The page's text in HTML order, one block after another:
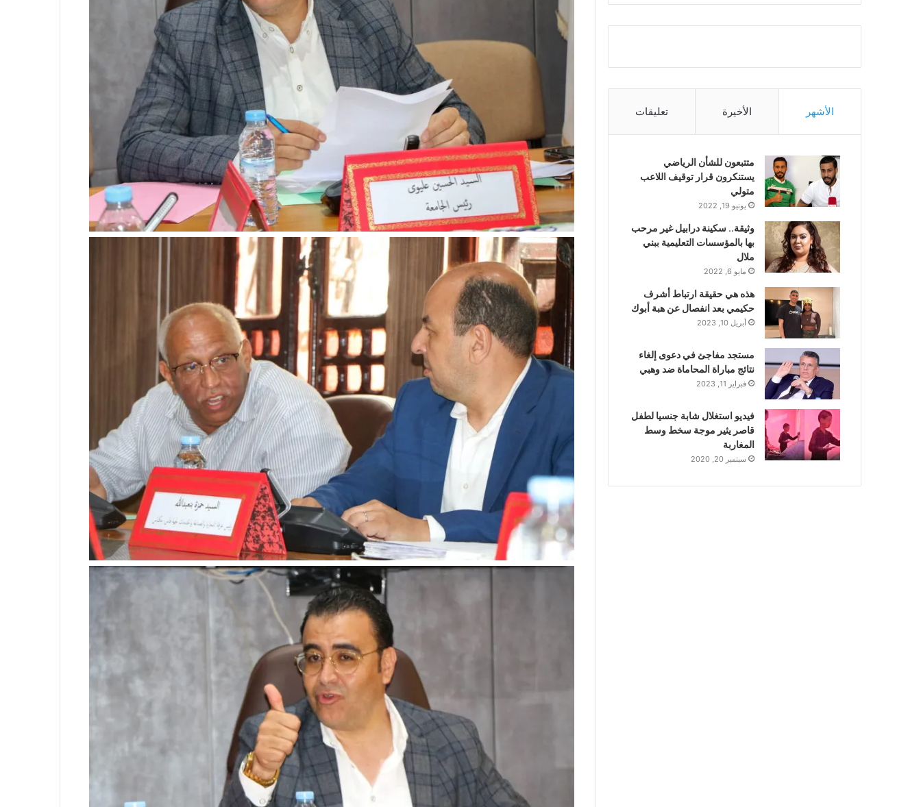
الأشهر الأخيرة تعليقات
متتبعون للشأن الرياضي
يستنكرون قرار توقيف اللاعب
متولي
يونيو 19, 2022
وثيقة.. سكينة درابيل غير مرحب
بها بالمؤسسات التعليمية ببني
ملال
مايو 6, 2022
هذه هي حقيقة ارتباط أشرف
حكيمي بعد انفصال عن هبة أبوك
أبريل 10, 2023
مستجد مفاجئ في دعوى إلغاء
نتائج مباراة المحاماة ضد وهبي
فبراير 11, 2023
فيديو استغلال شابة جنسيا لطفل
قاصر يثير موجة سخط وسط
المغاربة
سبتمبر 20, 2020